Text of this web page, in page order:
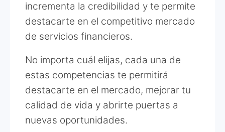
incrementa la credibilidad y te permite
destacarte en el competitivo mercado
de servicios financieros.
No importa cuál elijas, cada una de
estas competencias te permitirá
destacarte en el mercado, mejorar tu
calidad de vida y abrirte puertas a
nuevas oportunidades.